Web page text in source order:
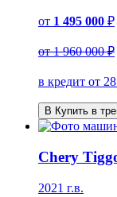
от 1 495 000 ₽
от1 960 000 ₽
в кредит от
В Купить в
Chery
2021 г.в.